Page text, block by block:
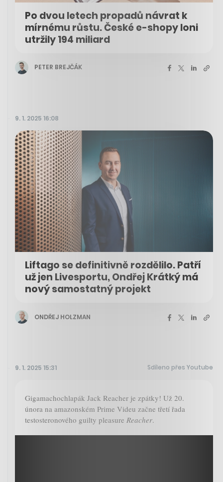
Po dvou letech propadů návrat k
mírnému růstu. České e-shopy loni
utržily 194 miliard
PETER BREJČÁK
9. 1. 2025 16:08
Liftago se definitivně rozdělilo. Patří
už jen Livesportu, Ondřej Krátký má
nový samostatný projekt
ONDŘEJ HOLZMAN
9. 1. 2025 15:31 Sdíleno přes Youtube
Gigamachochlapák Jack Reacher je zpátky! Už 20.
února na amazonském Prime Videu začne třetí řada
testosteronového guilty pleasure Reacher.